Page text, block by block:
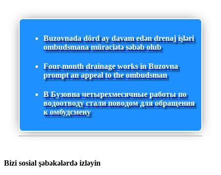
Buzovnada dörd ay davam edən drenaj işləri
ombudsmana müraciətə səbəb olub
Four-month drainage works in Buzovna
prompt an appeal to the ombudsman
В Бузовна четырехмесячные работы по
водоотводу стали поводом для обращения
к омбудсмену
Bizi sosial şəbəkələrdə izləyin